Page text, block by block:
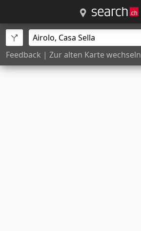
Feedback | Zur alten Karte wechseln